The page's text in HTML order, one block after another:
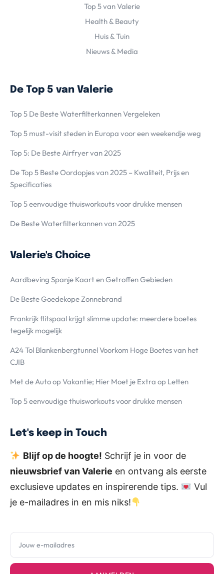
Top 5 van Valerie
Health & Beauty
Huis & Tuin
Nieuws & Media
De Top 5 van Valerie
Top 5 De Beste Waterfilterkannen Vergeleken
Top 5 must-visit steden in Europa voor een weekendje weg
Top 5: De Beste Airfryer van 2025
De Top 5 Beste Oordopjes van 2025 – Kwaliteit, Prijs en
Specificaties
Top 5 eenvoudige thuisworkouts voor drukke mensen
De Beste Waterfilterkannen van 2025
Valerie's Choice
Aardbeving Spanje Kaart en Getroffen Gebieden
De Beste Goedekope Zonnebrand
Frankrijk flitspaal krijgt slimme update: meerdere boetes
tegelijk mogelijk
A24 Tol Blankenbergtunnel Voorkom Hoge Boetes van het
CJIB
Met de Auto op Vakantie; Hier Moet je Extra op Letten
Top 5 eenvoudige thuisworkouts voor drukke mensen
Let's keep in Touch
Blijf op de hoogte! Schrijf je in voor de
nieuwsbrief van Valerie en ontvang als eerste
exclusieve updates en inspirerende tips.
Vul
je e-mailadres in en mis niks!